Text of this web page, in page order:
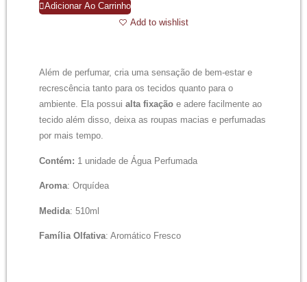
Adicionar Ao Carrinho
Add to wishlist
Além de perfumar, cria uma sensação de bem-estar e
recrescência tanto para os tecidos quanto para o
ambiente. Ela possui alta fixaçãoe adere facilmente ao
tecido além disso, deixa as roupas macias e perfumadas
por mais tempo.
Contém: 1 unidade de Água Perfumada
Aroma: Orquídea
Medida: 510ml
Família Olfativa: Aromático Fresco